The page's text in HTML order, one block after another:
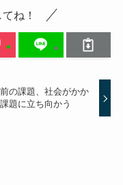
ね！
の課題、社会がかか
題に立ち向かう